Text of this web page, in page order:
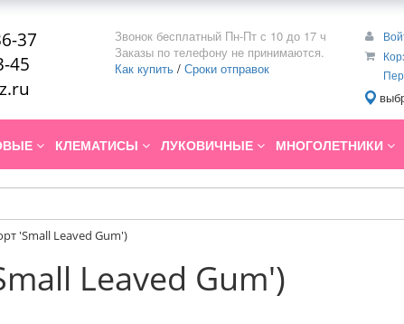
37
45
Звонок бесплатный Пн-Пт с 10 до 17 ч
Заказы по телефону не принимаются.
Как купить / Сроки отправок
КЛЕМАТИСЫ ЛУКОВИЧНЫЕ МНОГОЛЕТНИКИ
'Small Leaved Gum')
Leaved Gum')